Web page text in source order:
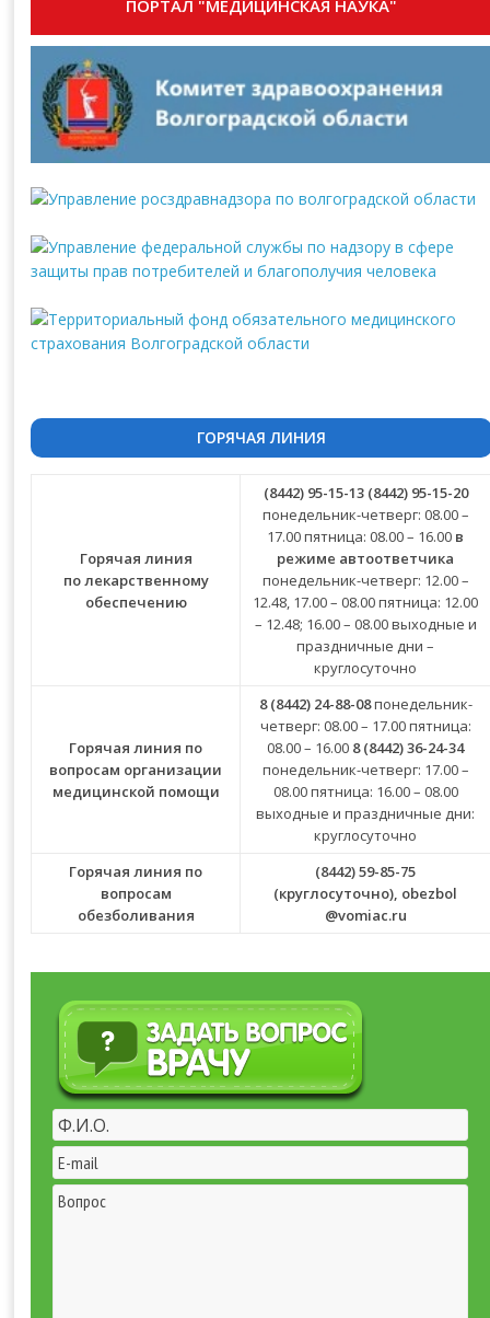
ПОРТАЛ "МЕДИЦИНСКАЯ НАУКА"
ГОРЯЧАЯ ЛИНИЯ
Горячая линия
по лекарственному
обеспечению
(8442) 95-15-13 (8442) 95-15-20
понедельник-четверг: 08.00 –
17.00 пятница: 08.00 – 16.00 в
режиме автоответчика
понедельник-четверг: 12.00 –
12.48, 17.00 – 08.00 пятница: 12.00
– 12.48; 16.00 – 08.00 выходные и
праздничные дни –
круглосуточно
Горячая линия по
вопросам организации
медицинской помощи
8 (8442) 24-88-08понедельник-
четверг: 08.00 – 17.00 пятница:
08.00 – 16.00 8 (8442) 36-24-34
понедельник-четверг: 17.00 –
08.00 пятница: 16.00 – 08.00
выходные и праздничные дни:
круглосуточно
Горячая линия по
вопросам
обезболивания
(8442) 59-85-75
(круглосуточно), obezbol
@vomiac.ru